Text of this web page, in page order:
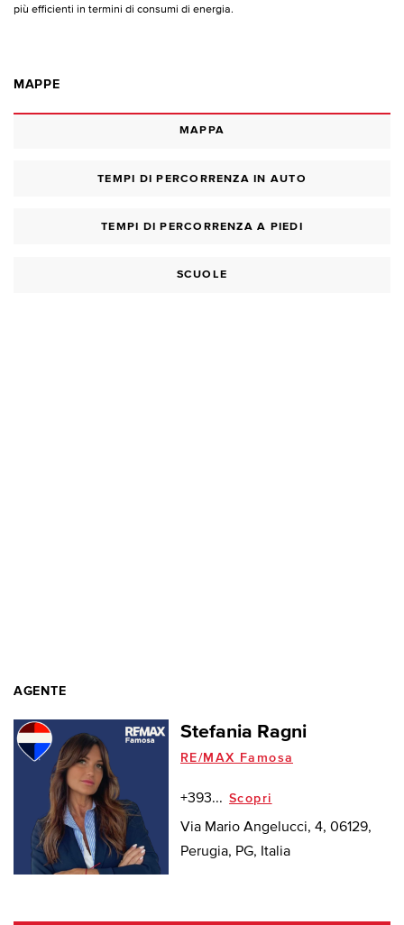
più efficienti in termini di consumi di energia.
MAPPE
MAPPA
TEMPI DI PERCORRENZA IN AUTO
TEMPI DI PERCORRENZA A PIEDI
SCUOLE
AGENTE
Stefania Ragni
RE/MAX Famosa
+393... Scopri
Via Mario Angelucci, 4, 06129,
Perugia, PG, Italia